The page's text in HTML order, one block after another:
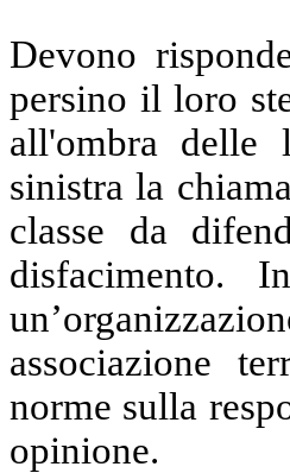
Devono
persino il loro
all'ombra delle
sinistra la
classe da
disfacimento.
associazione
norme sulla
opinione.